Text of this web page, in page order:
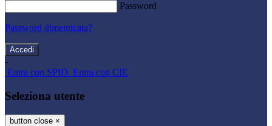
Password
Password dimenticata?
-
Entra con SPID Entra con CIE
Seleziona utente
button close ×